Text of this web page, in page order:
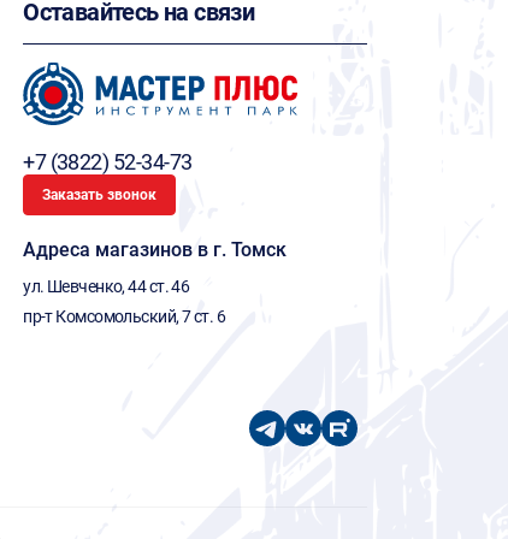
Оставайтесь на связи
+7 (3822) 52-34-73
Заказать звонок
Адреса магазинов в г. Томск
ул. Шевченко, 44 ст. 46
пр-т Комсомольский, 7 ст. 6